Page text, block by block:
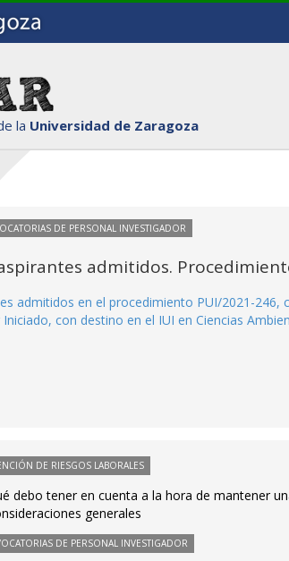
la Universidad de Zaragoza
DE PERSONAL INVESTIGADOR
admitidos.
admitidos en el procedimiento PUI/2021-
con destino en el IUI en Ciencias
DE RIESGOS LABORALES
debo tener en cuenta a la hora de mantener
generales
DE PERSONAL INVESTIGADOR